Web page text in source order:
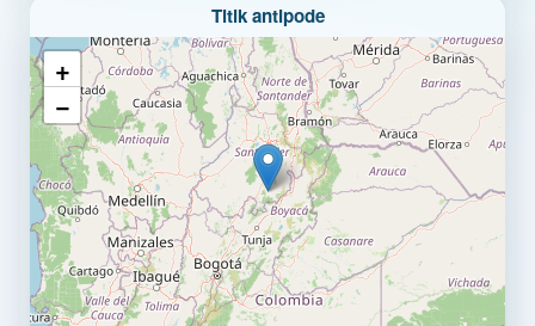
Titik antipode
+
−